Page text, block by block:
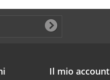
Il mio account